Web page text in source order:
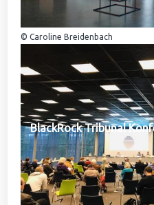
© Caroline Breidenbach
BlackRock Tribunal